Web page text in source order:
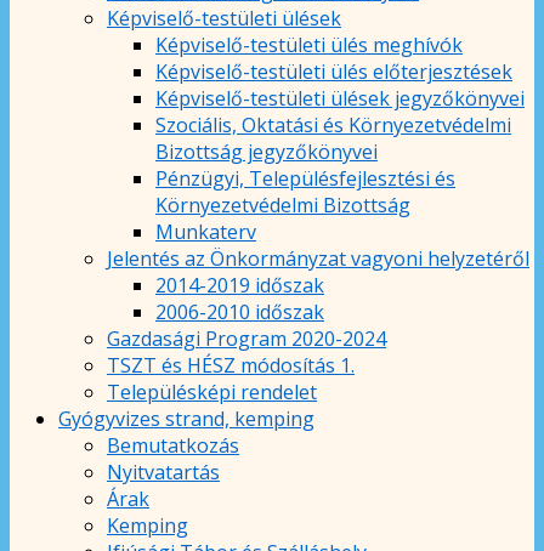
Képviselő-testületi ülések
Képviselő-testületi ülés meghívók
Képviselő-testületi ülés előterjesztések
Képviselő-testületi ülések jegyzőkönyvei
Szociális, Oktatási és Környezetvédelmi
Bizottság jegyzőkönyvei
Pénzügyi, Településfejlesztési és
Környezetvédelmi Bizottság
Munkaterv
Jelentés az Önkormányzat vagyoni helyzetéről
2014-2019 időszak
2006-2010 időszak
Gazdasági Program 2020-2024
TSZT és HÉSZ módosítás 1.
Településképi rendelet
Gyógyvizes strand, kemping
Bemutatkozás
Nyitvatartás
Árak
Kemping